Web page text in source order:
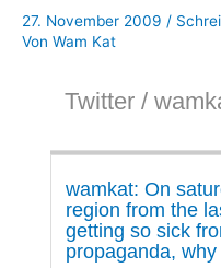
27. November 2009 /
Von Wam Kat
Twitter /
wamkat: On
region from the
getting so sick
propaganda,